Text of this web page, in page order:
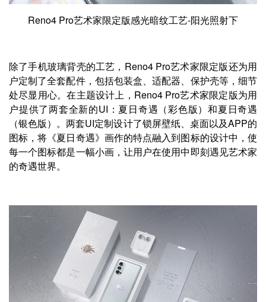
Reno4 Pro艺术家限定版感光暗纹工艺-阳光照射下
除了手机玻璃背壳的工艺，Reno4 Pro艺术家限定版还为用
户定制了全套配件，包括包装盒、适配器、保护壳等，细节
处尽显用心。在主题设计上，Reno4 Pro艺术家限定版为用
户提供了两套全新的UI：夏日奇遇（彩色版）和夏日奇遇
（银色版）。两套UI定制设计了锁屏壁纸、桌面以及APP的
图标，将《夏日奇遇》画作的特点融入到图标的设计中，使
每一个图标都是一幅小画，让用户在使用中即刻遇见艺术家
的奇遇世界。